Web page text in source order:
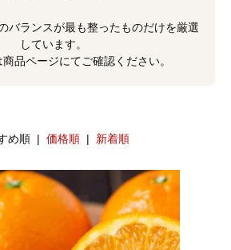
バランスが最も整ったものだけを厳選
しています。
品ページにてご確認ください。
め順 | 価格順 | 新着順